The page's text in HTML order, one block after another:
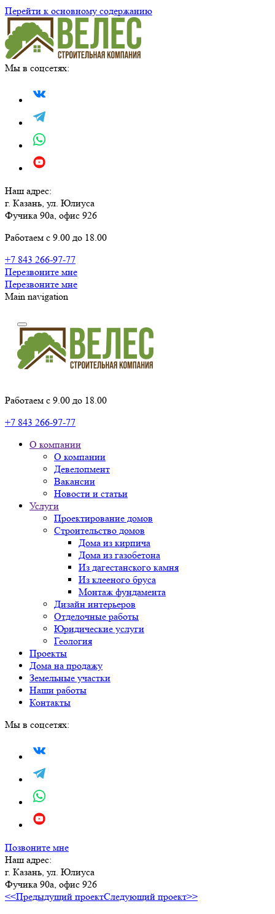
Перейти к основному содержанию
Мы в соцсетях:
Наш адрес:
г. Казань, ул. Юлиуса
Фучика 90а, офис 926
Работаем с 9.00 до 18.00
+7 843 266-97-77
Перезвоните мне
Перезвоните мне
Main navigation
Работаем с 9.00 до 18.00
+7 843 266-97-77
О компании
О компании
Девелопмент
Вакансии
Новости и статьи
Услуги
Проектирование домов
Строительство домов
Дома из кирпича
Дома из газобетона
Из дагестанского камня
Из клееного бруса
Монтаж фундамента
Дизайн интерьеров
Отделочные работы
Юридические услуги
Геология
Проекты
Дома на продажу
Земельные участки
Наши работы
Контакты
Мы в соцсетях:
Позвоните мне
Наш адрес:
г. Казань, ул. Юлиуса
Фучика 90а, офис 926
<<Предыдущий проектСледующий проект>>